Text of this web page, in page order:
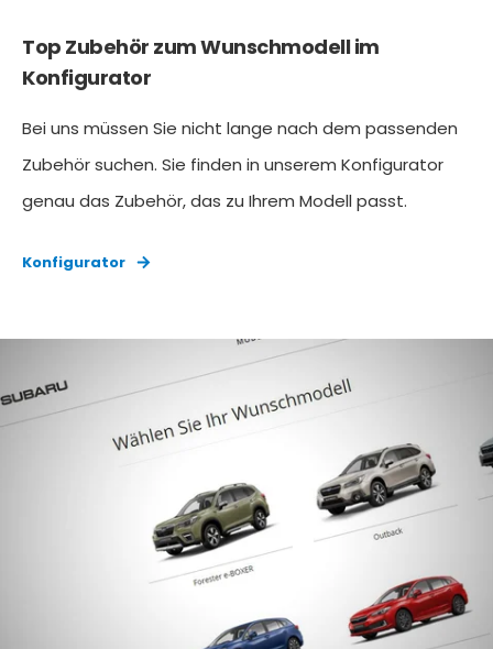
Top Zubehör zum Wunschmodell im
Konfigurator
Bei uns müssen Sie nicht lange nach dem passenden
Zubehör suchen. Sie finden in unserem Konfigurator
genau das Zubehör, das zu Ihrem Modell passt.
Konfigurator